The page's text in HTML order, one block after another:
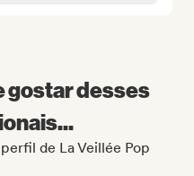
gostar desses
de La Veillée Pop